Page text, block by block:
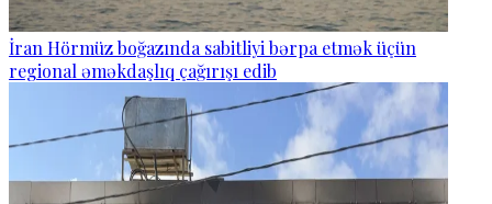
İran Hörmüz boğazında sabitliyi bərpa etmək üçün
regional əməkdaşlıq çağırışı edib